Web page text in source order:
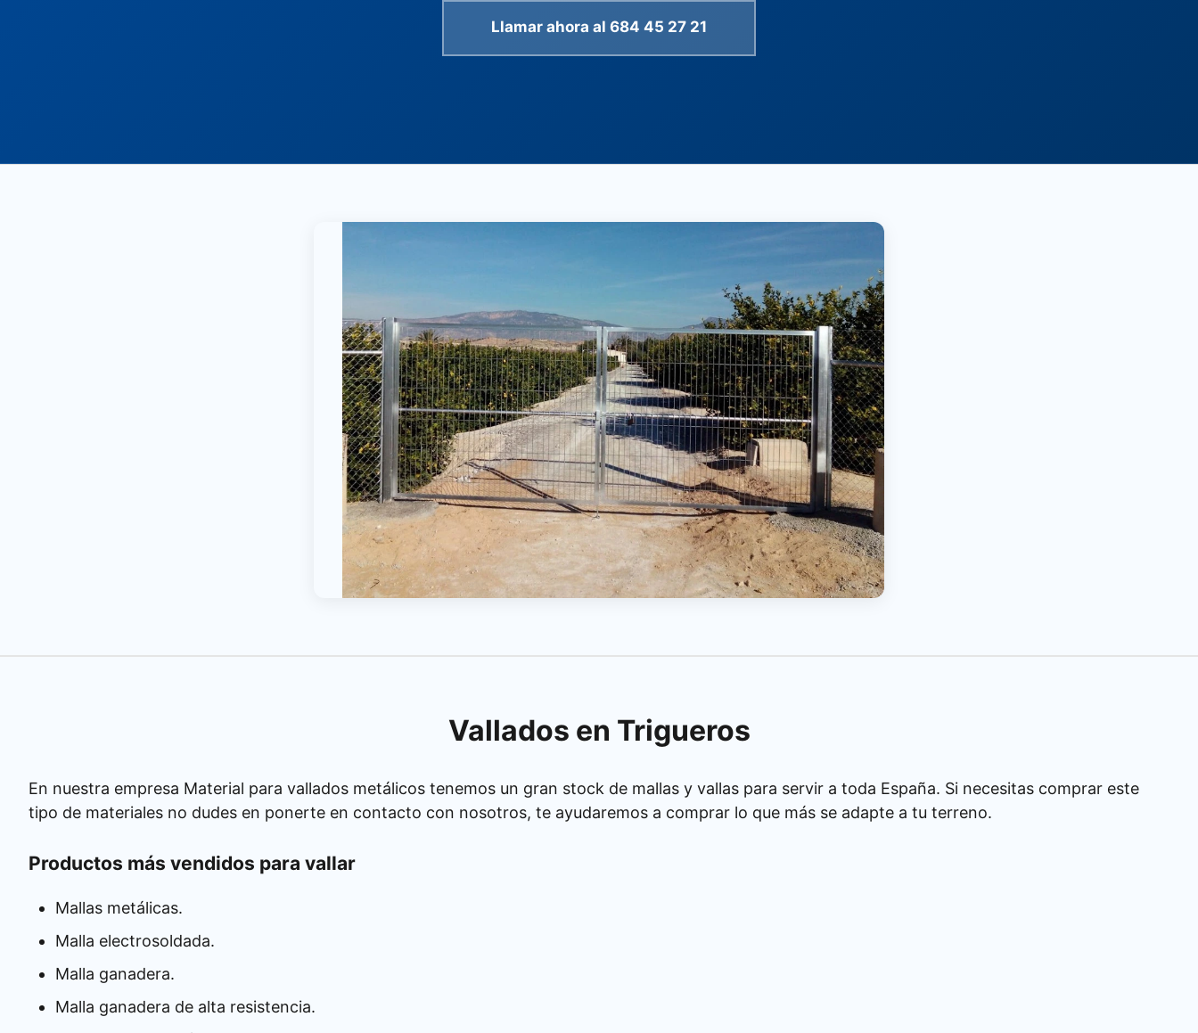
Llamar ahora al 684 45 27 21
Vallados en Trigueros
En nuestra empresa Material para vallados metálicos tenemos un gran stock de mallas y vallas para servir a toda España. Si necesitas comprar este
tipo de materiales no dudes en ponerte en contacto con nosotros, te ayudaremos a comprar lo que más se adapte a tu terreno.
Productos más vendidos para vallar
Mallas metálicas.
Malla electrosoldada.
Malla ganadera.
Malla ganadera de alta resistencia.